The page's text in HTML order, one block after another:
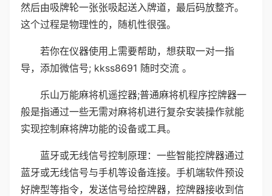
然后由吸牌轮一张张吸起送入牌道，最后码放整齐。
这个过程是物理性的，随机性很强。
若你在仪器使用上需要帮助，想获取一对一指
导，添加微信号; kkss8691 随时交流 。
乐山万能麻将机遥控器;普通麻将机程序控牌器一
般是指通过一些无需对麻将机进行复杂安装操作就能
实现控制麻将牌功能的设备或工具。
蓝牙或无线信号控制原理：一些智能控牌器通过
蓝牙或无线信号与手机等设备连接。手机端软件预设
好牌型等指令，发送信号给控牌器，控牌器接收到信